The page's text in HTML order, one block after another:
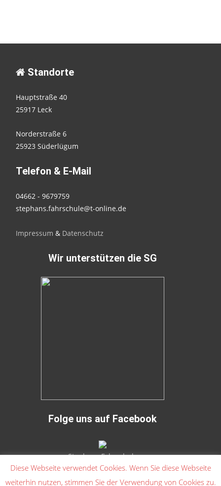
Standorte
Hauptstraße 40
25917 Leck
Norderstraße 6
25923 Süderlügum
Telefon & E-Mail
04662 - 9679759
stephans.fahrschule@t-online.de
Impressum & Datenschutz
Wir unterstützen die SG
Folge uns auf Facebook
Stephans Fahrschule
Diese Webseite verwendet Cookies. Wenn Sie diese Webseite
weiterhin nutzen, stimmen Sie der Verwendung von Cookies zu.